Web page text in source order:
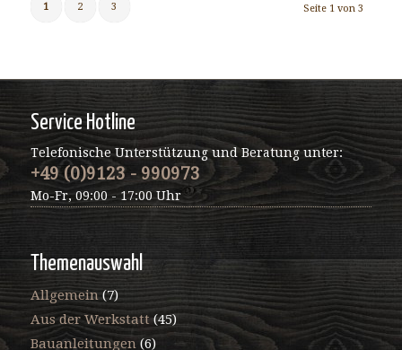
Seite 1 von 3
1 2 3
Service Hotline
Telefonische Unterstützung und Beratung unter:
+49 (0)9123 - 990973
Mo-Fr, 09:00 - 17:00 Uhr
Themenauswahl
Allgemein(7)
Aus der Werkstatt(45)
Bauanleitungen(6)